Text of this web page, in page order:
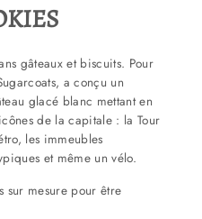
gâteaux et biscuits. Pour
a conçu un
glacé blanc mettant en
de la capitale : la Tour
les immeubles
et même un vélo.
sur mesure pour être